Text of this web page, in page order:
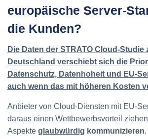
europäische Server-
die Kunden?
Die Daten der STRATO Cloud-Studie
Deutschland verschiebt sich die
Datenschutz, Datenhoheit und
auch wenn das mit höheren Kosten
Anbieter von Cloud‑Diensten mit
daraus einen Wettbewerbsvorteil
Aspekte glaubwürdig kommunizieren.